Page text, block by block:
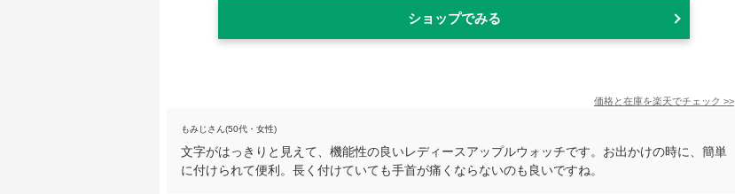
ショップでみる
価格と在庫を楽天でチェック >>
もみじさん(50代・女性)
文字がはっきりと見えて、機能性の良いレディースアップルウォッチです。お出かけの時に、簡単
に付けられて便利。長く付けていても手首が痛くならないのも良いですね。